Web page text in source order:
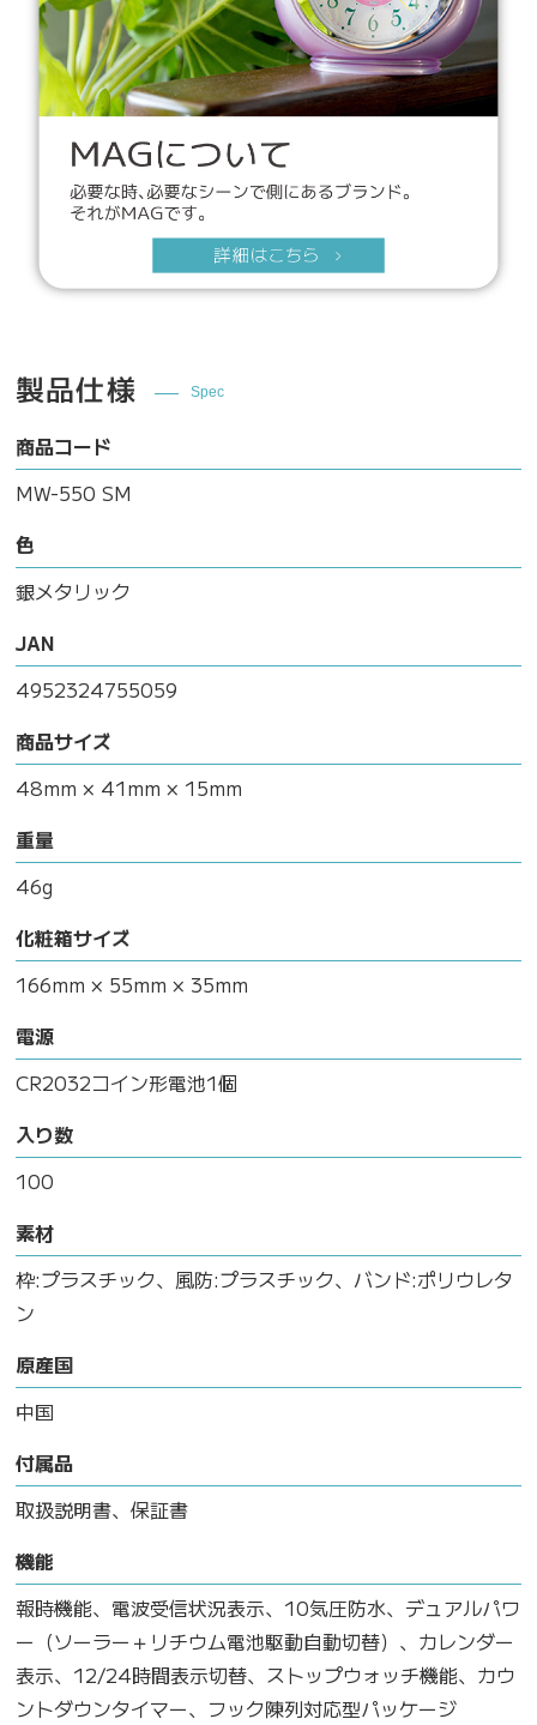
製品仕様 Spec
商品コード
MW-550 SM
色
銀メタリック
JAN
4952324755059
商品サイズ
48mm × 41mm × 15mm
重量
46g
化粧箱サイズ
166mm × 55mm × 35mm
電源
CR2032コイン形電池1個
入り数
100
素材
枠:プラスチック、風防:プラスチック、バンド:ポリウレタ
ン
原産国
中国
付属品
取扱説明書、保証書
機能
報時機能、電波受信状況表示、10気圧防水、デュアルパワ
ー（ソーラー＋リチウム電池駆動自動切替）、カレンダー
表示、12/24時間表示切替、ストップウォッチ機能、カウ
ントダウンタイマー、フック陳列対応型パッケージ